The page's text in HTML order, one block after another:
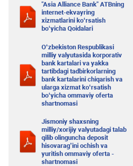
"Asia Alliance Bank" ATBning
internet-ekvayring
xizmatlarini ko‘rsatish
bo‘yicha Qoidalari
O‘zbekiston Respublikasi
milliy valyutasida korporativ
bank kartalari va yakka
tartibdagi tadbirkorlarning
bank kartalarini chiqarish va
ularga xizmat ko‘rsatish
bo‘yicha ommaviy oferta
shartnomasi
Jismoniy shaxsning
milliy/xorijiy valyutadagi talab
qilib olinguncha deposit
hisovarag’ini ochish va
yuritish ommaviy oferta -
shartnomasi